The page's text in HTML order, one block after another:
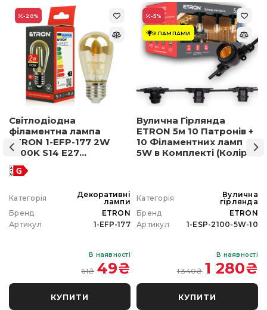
-20%
Світлодіодна
філаментна лампа
ETRON 1-EFP-177 2W
2500K S14 E27
позолочене скло
Категорія
Декоративні
лампи
Бренд
ETRON
Артикул
1-EFP-177
В наявності
61₴ 49₴
КУПИТИ
-5%
З ЛАМПАМИ
Вулична Гірлянда
ETRON 5м 10 Патронів +
10 Філаментних ламп
5W в Комплекті (Колір
Категорія
Вулична
гірлянда
Бренд
ETRON
Артикул
1-ESP-2100-5W-10
В наявності
1 340₴ 1 280₴
КУПИТИ